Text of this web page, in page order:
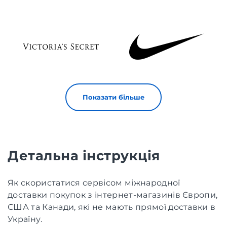
Показати більше
Детальна інструкція
Як скористатися сервісом міжнародної
доставки покупок з інтернет-магазинів Європи,
США та Канади, які не мають прямої доставки в
Україну.